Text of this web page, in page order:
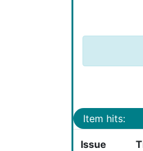
Item hits:
Issue